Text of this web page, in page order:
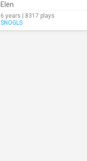
Elen
6 years | 8317 plays
SNOGLS